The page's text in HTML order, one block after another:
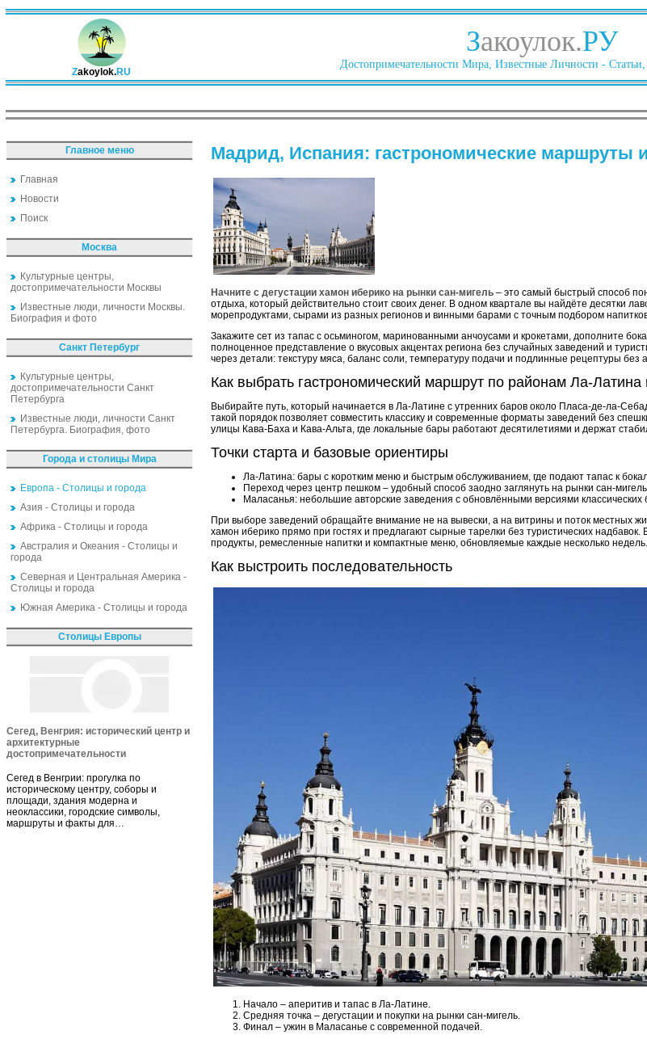
Zakoylok.RU
Закоулок.РУ
Достопримечательности Мира, Известные Личности - Статьи,
Главное меню
Главная
Новости
Поиск
Москва
Культурные центры,
достопримечательности Москвы
Известные люди, личности Москвы.
Биография и фото
Санкт Петербург
Культурные центры,
достопримечательности Санкт
Петербурга
Известные люди, личности Санкт
Петербурга. Биография, фото
Города и столицы Мира
Европа - Столицы и города
Азия - Столицы и города
Африка - Столицы и города
Австралия и Океания - Столицы и
города
Северная и Центральная Америка -
Столицы и города
Южная Америка - Столицы и города
Столицы Европы
Сегед, Венгрия: исторический центр и
архитектурные
достопримечательности
Сегед в Венгрии: прогулка по
историческому центру, соборы и
площади, здания модерна и
неоклассики, городские символы,
маршруты и факты для…
Мадрид, Испания: гастрономические маршруты
Начните с дегустации хамон иберико на рынки сан-мигель – это самый быстрый способ
отдыха, который действительно стоит своих денег. В одном квартале вы найдёте десятки
морепродуктами, сырами из разных регионов и винными барами с точным подбором
Закажите сет из тапас с осьминогом, маринованными анчоусами и крокетами, дополните
полноценное представление о вкусовых акцентах региона без случайных заведений и
через детали: текстуру мяса, баланс соли, температуру подачи и подлинные рецептуры без
Как выбрать гастрономический маршрут по районам Ла-
Выбирайте путь, который начинается в Ла-Латине с утренних баров около Пласа-де-ла-
такой порядок позволяет совместить классику и современные форматы заведений без
улицы Кава-Баха и Кава-Альта, где локальные бары работают десятилетиями и держат
Точки старта и базовые ориентиры
Ла-Латина: бары с коротким меню и быстрым обслуживанием, где подают тапас к
Переход через центр пешком – удобный способ заодно заглянуть на рынки сан-
Маласанья: небольшие авторские заведения с обновлёнными версиями классических
При выборе заведений обращайте внимание не на вывески, а на витрины и поток местных
хамон иберико прямо при гостях и предлагают сырные тарелки без туристических
продукты, ремесленные напитки и компактные меню, обновляемые каждые несколько недель.
Как выстроить последовательность
Начало – аперитив и тапас в Ла-Латине.
Средняя точка – дегустации и покупки на рынки сан-мигель.
Финал – ужин в Маласанье с современной подачей.